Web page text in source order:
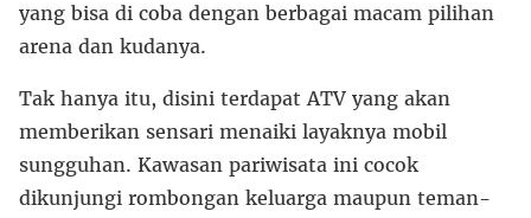
yang bisa di coba dengan berbagai macam pilihan
arena dan kudanya.
Tak hanya itu, disini terdapat ATV yang akan
memberikan sensari menaiki layaknya mobil
sungguhan. Kawasan pariwisata ini cocok
dikunjungi rombongan keluarga maupun teman-